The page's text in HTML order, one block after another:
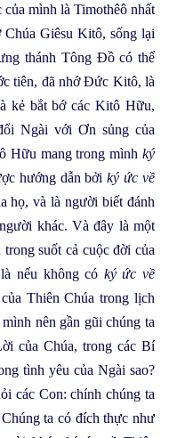
mình là Timothêô nhất
Giêsu Kitô, sống lại
thánh Tông Đồ có thể
tiên, đã nhớ Đức Kitô, là
kẻ bắt bớ các Kitô Hữu,
Ngài với Ơn sủng của
Hữu mang trong mìnhký
hướng dẫn bởiký ức về
họ, và là người biết đánh
khác. Và đây là một
suốt cả cuộc đời của
nếu không có ký ức về
Thiên Chúa trong lịch
nên gần gũi chúng ta
của Chúa, trong các Bí
tình yêu của Ngài sao?
các Con: chính chúng ta
ta có đích thực như